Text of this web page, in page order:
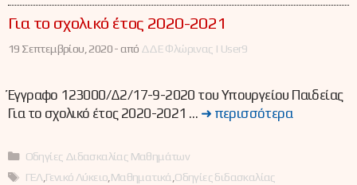
Για το σχολικό έτος 2020-2021
19 Σεπτεμβρίου, 2020 -από ΔΔΕ Φλώρινας | User9
Έγγραφο 123000/Δ2/17-9-2020 του Υπουργείου Παιδείας
Για το σχολικό έτος 2020-2021 … ➜ περισσότερα
Κατηγορίες
Οδηγίες Διδασκαλίας Μαθημάτων
Ετικέτες
ΓΕΛ Γενικό Λύκειο Μαθηματικά Οδηγίες διδασκαλίας